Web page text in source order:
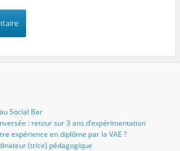
Social Bar
: retour sur 3 ans d’expérimentation
expérience en diplôme par la VAE ?
(trice) pédagogique